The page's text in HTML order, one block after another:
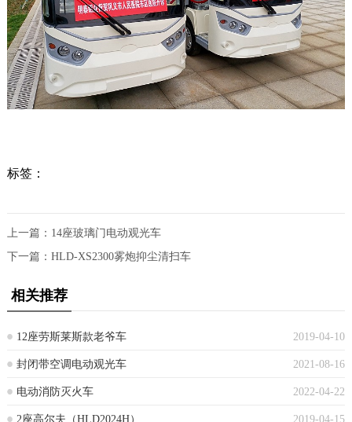
标签：
上一篇： 14座玻璃门电动观光车
下一篇： HLD-XS2300雾炮抑尘清扫车
相关推荐
2019-04-10
12座劳斯莱斯款老爷车
2021-08-16
封闭带空调电动观光车
2022-04-22
电动消防灭火车
2019-04-15
2座高尔夫（HLD2024H）